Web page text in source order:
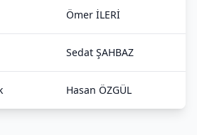
Ömer İLERİ
Sedat ŞAHBAZ
Hasan ÖZGÜL